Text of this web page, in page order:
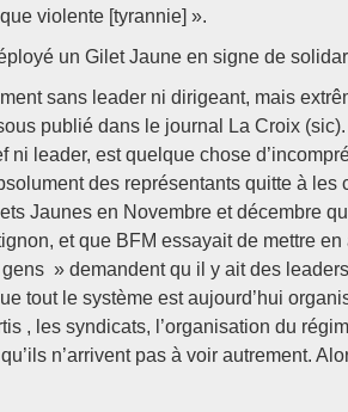
violente [tyrannie] ».
un Gilet Jaune en signe de
sans leader ni dirigeant, mais
publié dans le journal La Croix
ni leader, est quelque chose
des représentants quitte à les
Jaunes en Novembre et décembre
et que BFM essayait de mettre
» demandent qu il y ait des
tout le système est aujourd’hui
, les syndicats, l’organisation du
n’arrivent pas à voir autrement.